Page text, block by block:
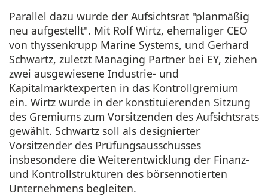
Parallel dazu wurde der Aufsichtsrat "planmäßig
neu aufgestellt". Mit Rolf Wirtz, ehemaliger CEO
von thyssenkrupp Marine Systems, und Gerhard
Schwartz, zuletzt Managing Partner bei EY, ziehen
zwei ausgewiesene Industrie- und
Kapitalmarktexperten in das Kontrollgremium
ein. Wirtz wurde in der konstituierenden Sitzung
des Gremiums zum Vorsitzenden des Aufsichtsrats
gewählt. Schwartz soll als designierter
Vorsitzender des Prüfungsausschusses
insbesondere die Weiterentwicklung der Finanz-
und Kontrollstrukturen des börsennotierten
Unternehmens begleiten.